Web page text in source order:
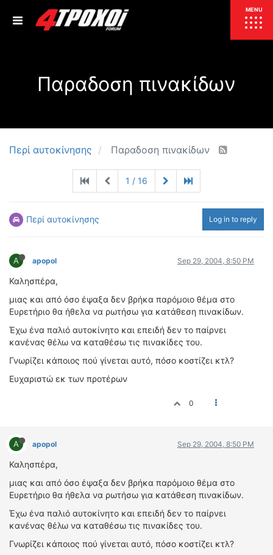
Παραδοση πινακίδων
Περί αυτοκίνησης Παραδοση πινακίδων
1 / 16
Περί αυτοκίνησης Log in to reply
A apopol Sep 29, 2004, 8:50 PM
Καλησπέρα,
μιας και από όσο έψαξα δεν βρήκα παρόμοιο θέμα στο
Ευρετήριο θα ήθελα να ρωτήσω για κατάθεση πινακίδων.
Έχω ένα παλιό αυτοκίνητο και επειδή δεν το παίρνει
κανένας θέλω να καταθέσω τις πινακίδες του.
Γνωρίζει κάποιος πού γίνεται αυτό, πόσο κοστίζει κτλ?
Ευχαριστώ εκ των προτέρων
0
A apopol Sep 29, 2004, 8:50 PM
Καλησπέρα,
μιας και από όσο έψαξα δεν βρήκα παρόμοιο θέμα στο
Ευρετήριο θα ήθελα να ρωτήσω για κατάθεση πινακίδων.
Έχω ένα παλιό αυτοκίνητο και επειδή δεν το παίρνει
κανένας θέλω να καταθέσω τις πινακίδες του.
Γνωρίζει κάποιος πού γίνεται αυτό, πόσο κοστίζει κτλ?
ΕΛΛΑΔΑ
ΚΟΣΜΟΣ
ΣΥΓΚΡΙΤΙΚΕΣ ΔΟΚΙΜΕΣ
ΕΙΔΙΚΕΣ ΔΙΑΔΡΟΜΕΣ
ΟΔΟΙΠΟΡΙΚΑ
VIDEO
ΝΕΑ ΜΟΝΤΕΛΑ
CANDID CAMERA
ΔΟΚΙΜΕΣ – ΠΑΡΟΥΣΙΑΣΕΙΣ
ΕΙΔΗΣΕΙΣ
ΑΓΩΝΕΣ
FORMULA 1
WRC